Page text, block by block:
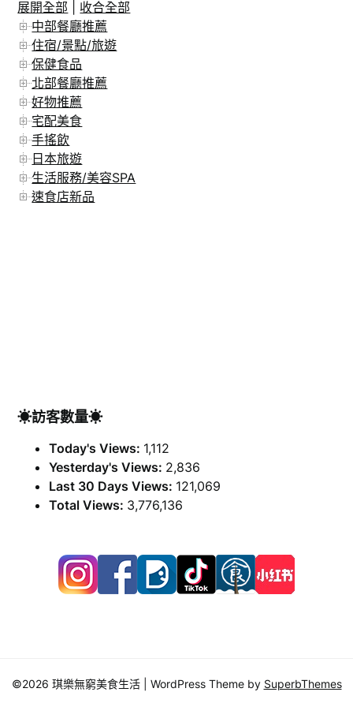
展開全部
收合全部
中部餐廳推薦
住宿/景點/旅遊
保健食品
北部餐廳推薦
好物推薦
宅配美食
手搖飲
日本旅遊
生活服務/美容SPA
速食店新品
☀訪客數量☀
Today's Views: 1,112
Yesterday's Views: 2,836
Last 30 Days Views: 121,069
Total Views: 3,776,136
©2026 琪樂無窮美食生活 | WordPress Theme by SuperbThemes